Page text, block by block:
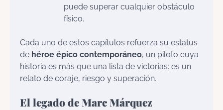
puede superar cualquier obstáculo
físico.
Cada uno de estos capítulos refuerza su estatus
de héroe épico contemporáneo, un piloto cuya
historia es más que una lista de victorias: es un
relato de coraje, riesgo y superación.
El legado de Marc Márquez